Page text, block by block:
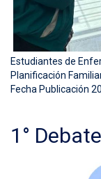
Estudiantes de
Planificación
Fecha Publicación
1°